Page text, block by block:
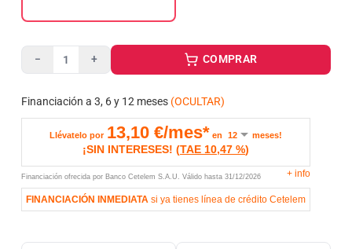
− + COMPRAR
Financiación a 3, 6 y 12 meses (OCULTAR)
Llévatelo por 13,10 €/mes* en meses!
¡SIN INTERESES! (TAE 10,47 %)
Financiación ofrecida por Banco Cetelem S.A.U. Válido hasta 31/12/2026 + info
FINANCIACIÓN INMEDIATA si ya tienes línea de crédito Cetelem